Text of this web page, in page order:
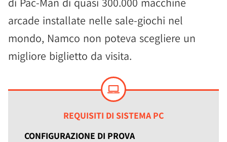
arcade installate nelle sale-giochi nel
mondo, Namco non poteva scegliere un
migliore biglietto da visita.
REQUISITI DI SISTEMA PC
CONFIGURAZIONE DI PROVA